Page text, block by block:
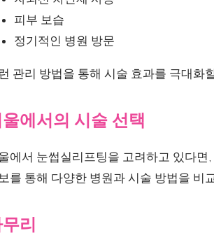
피부 보습
정기적인 병원 방문
관리 방법을 통해 시술 효과를 극대화
에서의 시술 선택
에서 눈썹실리프팅을 고려하고 있다
를 통해 다양한 병원과 시술 방법을 비
리